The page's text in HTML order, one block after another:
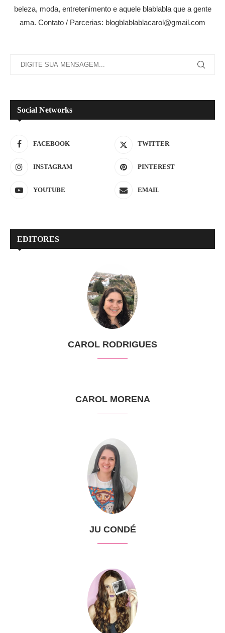
beleza, moda, entretenimento e aquele blablabla que a gente
ama. Contato / Parcerias: blogblablablacarol@gmail.com
Social Networks
FACEBOOK TWITTER
INSTAGRAM PINTEREST
YOUTUBE EMAIL
EDITORES
CAROL RODRIGUES
CAROL MORENA
JU CONDÉ